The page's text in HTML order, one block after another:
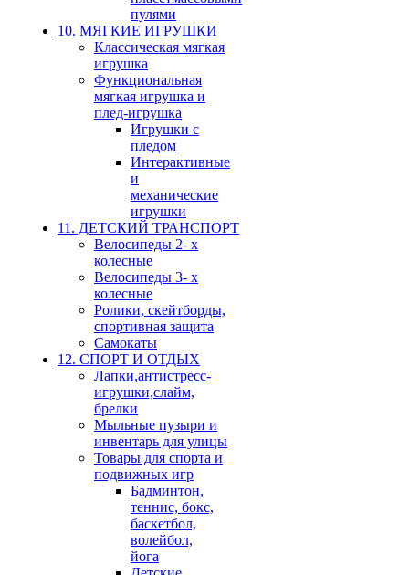
пулями
10. МЯГКИЕ ИГРУШКИ
Классическая мягкая
игрушка
Функциональная
мягкая игрушка и
плед-игрушка
Игрушки с
пледом
Интерактивные
и
механические
игрушки
11. ДЕТСКИЙ ТРАНСПОРТ
Велосипеды 2- х
колесные
Велосипеды 3- х
колесные
Ролики, скейтборды,
спортивная защита
Самокаты
12. СПОРТ И ОТДЫХ
Лапки,антистресс-
игрушки,слайм,
брелки
Мыльные пузыри и
инвентарь для улицы
Товары для спорта и
подвижных игр
Бадминтон,
теннис, бокс,
баскетбол,
волейбол,
йога